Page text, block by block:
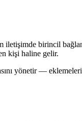
iletişimde birincil
kişi haline gelir.
yönetir —